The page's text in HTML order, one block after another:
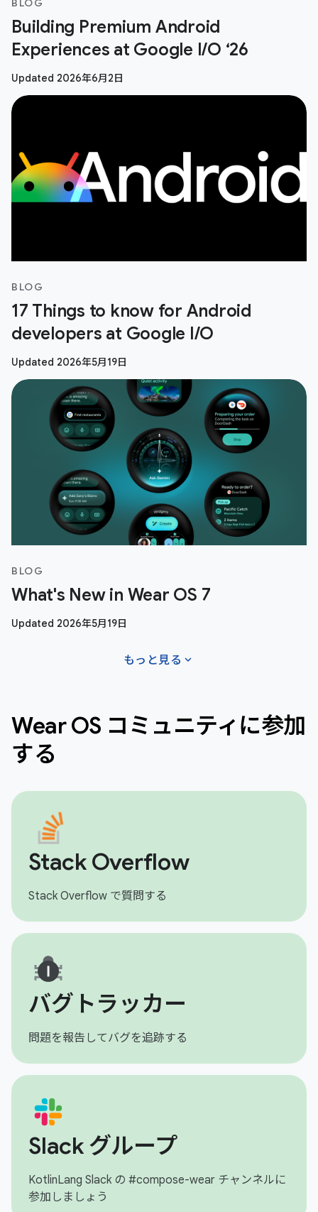
BLOG
Building Premium Android
Experiences at Google I/O ‘26
Updated 2026年6月2日
BLOG
17 Things to know for Android
developers at Google I/O
Updated 2026年5月19日
BLOG
What's New in Wear OS 7
Updated 2026年5月19日
もっと見る expand_more
Wear OS コミュニティに参加
する
Stack Overflow
Stack Overflow で質問する
バグトラッカー
問題を報告してバグを追跡する
Slack グループ
KotlinLang Slack の #compose-wear チャンネルに
参加しましょう